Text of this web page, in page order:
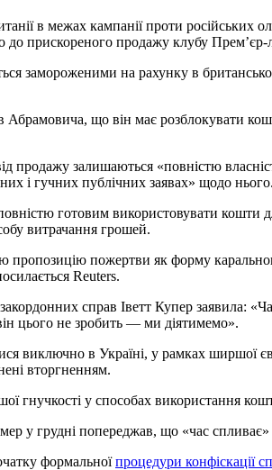
в межах кампанії проти російських
прискореного продажу клубу Прем’єр-
замороженими на рахунку в
Абрамовича, що він має розблокувати
продажу залишаються «повністю
і гучних публічних заявах» щодо нього.
готовим використовувати кошти
витрачання грошей.
пропозицію пожертви як форму
Reuters.
справ Іветт Купер заявила:
цього не зробить — ми діятимемо».
виключно в Україні, у рамках ширшої
вторгненням.
гнучкості у способах використання
у грудні попереджав, що «час
формальноїпроцедури конфіскації